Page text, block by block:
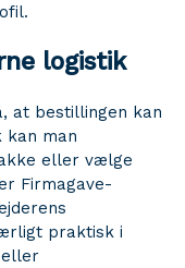
logistik
at bestillingen kan
kan man
eller vælge
Firmagave-
praktisk i